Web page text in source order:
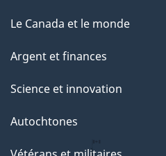
Le Canada et le monde
Argent et finances
Science et innovation
Autochtones